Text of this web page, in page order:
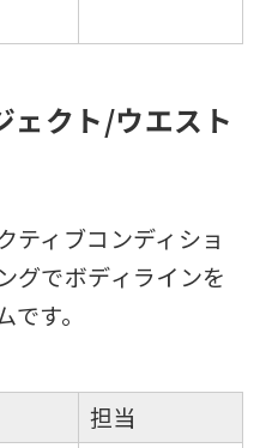
ェクト/ウエスト
ティブコンディショ
グでボディラインを
す。
担当